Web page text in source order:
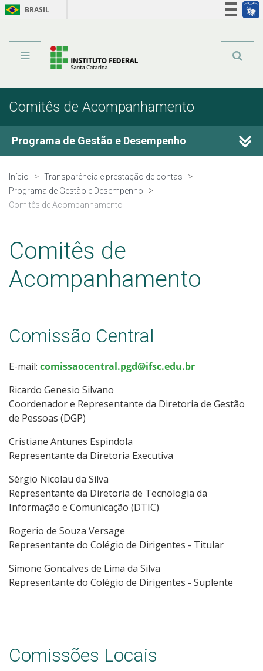
BRASIL
Comitês de Acompanhamento
Programa de Gestão e Desempenho
Publicações Oficiais
Comitês de Acompanhamento
Perguntas Frequentes
Início
Transparência e prestação de contas
Programa de Gestão e Desempenho
Comitês de Acompanhamento
Comitês de
Acompanhamento
Comissão Central
E-mail: comissaocentral.pgd@ifsc.edu.br
Ricardo Genesio Silvano
Coordenador e Representante da Diretoria de Gestão
de Pessoas (DGP)
Cristiane Antunes Espindola
Representante da Diretoria Executiva
Sérgio Nicolau da Silva
Representante da Diretoria de Tecnologia da
Informação e Comunicação (DTIC)
Rogerio de Souza Versage
Representante do Colégio de Dirigentes - Titular
Simone Goncalves de Lima da Silva
Representante do Colégio de Dirigentes - Suplente
Comissões Locais